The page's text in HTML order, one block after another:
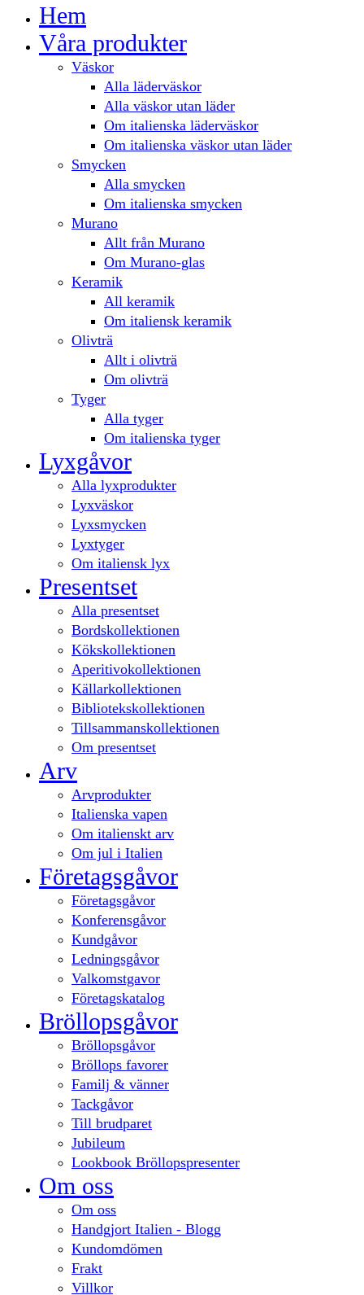
Hem
Våra produkter
Väskor
Alla läderväskor
Alla väskor utan läder
Om italienska läderväskor
Om italienska väskor utan läder
Smycken
Alla smycken
Om italienska smycken
Murano
Allt från Murano
Om Murano-glas
Keramik
All keramik
Om italiensk keramik
Olivträ
Allt i olivträ
Om olivträ
Tyger
Alla tyger
Om italienska tyger
Lyxgåvor
Alla lyxprodukter
Lyxväskor
Lyxsmycken
Lyxtyger
Om italiensk lyx
Presentset
Alla presentset
Bordskollektionen
Kökskollektionen
Aperitivokollektionen
Källarkollektionen
Bibliotekskollektionen
Tillsammanskollektionen
Om presentset
Arv
Arvprodukter
Italienska vapen
Om italienskt arv
Om jul i Italien
Företagsgåvor
Företagsgåvor
Konferensgåvor
Kundgåvor
Ledningsgåvor
Valkomstgavor
Företagskatalog
Bröllopsgåvor
Bröllopsgåvor
Bröllops favorer
Familj & vänner
Tackgåvor
Till brudparet
Jubileum
Lookbook Bröllopspresenter
Om oss
Om oss
Handgjort Italien - Blogg
Kundomdömen
Frakt
Villkor